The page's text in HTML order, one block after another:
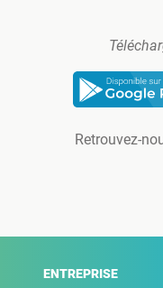
Retrouvez-
ENTREPRISE